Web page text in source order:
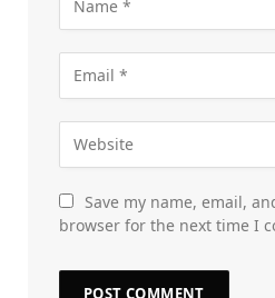
Save my name, email,
browser for the next time I